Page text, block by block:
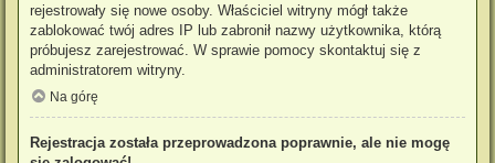
rejestrowały się nowe osoby. Właściciel witryny mógł także
zablokować twój adres IP lub zabronił nazwy użytkownika, którą
próbujesz zarejestrować. W sprawie pomocy skontaktuj się z
administratorem witryny.
Na górę
Rejestracja została przeprowadzona poprawnie, ale nie mogę